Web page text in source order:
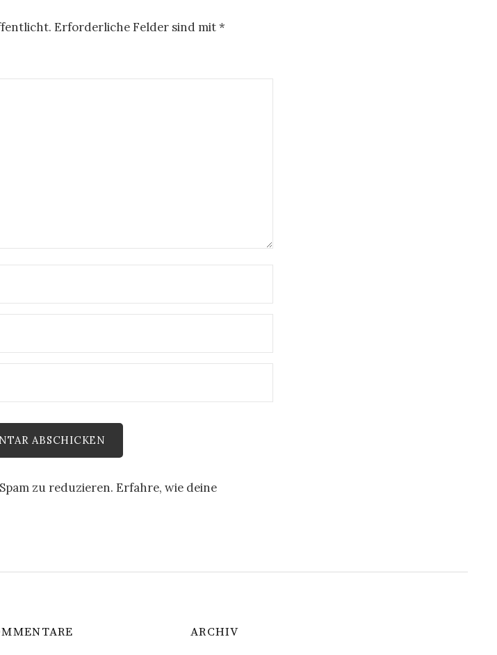
Erforderliche Felder sind mit*
zu reduzieren. Erfahre, wie deine
ARCHIV